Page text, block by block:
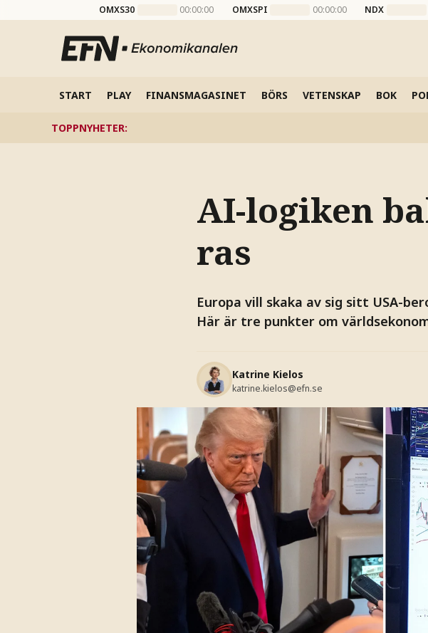
OMXS30 00:00:00 OMXSPI 00:00:00 NDX
START PLAY FINANSMAGASINET BÖRS VETENSKAP BOK
TOPPNYHETER:
AI-logiken
ras
Europa vill skaka av sig sitt USA-
Här är tre punkter om
Katrine Kielos
katrine.kielos@efn.se